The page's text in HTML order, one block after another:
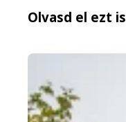
Olvasd el ezt is